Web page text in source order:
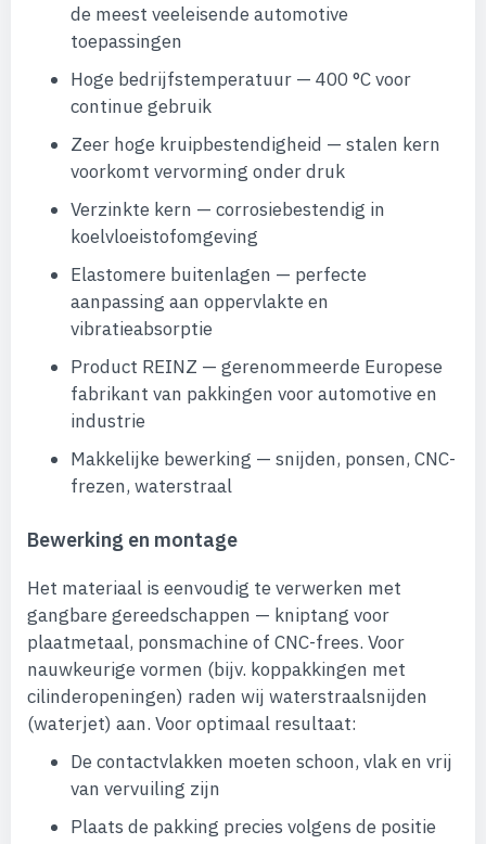
de meest veeleisende automotive
toepassingen
Hoge bedrijfstemperatuur — 400 °C voor
continue gebruik
Zeer hoge kruipbestendigheid — stalen kern
voorkomt vervorming onder druk
Verzinkte kern — corrosiebestendig in
koelvloeistofomgeving
Elastomere buitenlagen — perfecte
aanpassing aan oppervlakte en
vibratieabsorptie
Product REINZ — gerenommeerde Europese
fabrikant van pakkingen voor automotive en
industrie
Makkelijke bewerking — snijden, ponsen, CNC-
frezen, waterstraal
Bewerking en montage
Het materiaal is eenvoudig te verwerken met
gangbare gereedschappen — kniptang voor
plaatmetaal, ponsmachine of CNC-frees. Voor
nauwkeurige vormen (bijv. koppakkingen met
cilinderopeningen) raden wij waterstraalsnijden
(waterjet) aan. Voor optimaal resultaat:
De contactvlakken moeten schoon, vlak en vrij
van vervuiling zijn
Plaats de pakking precies volgens de positie